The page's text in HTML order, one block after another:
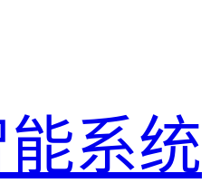
系统